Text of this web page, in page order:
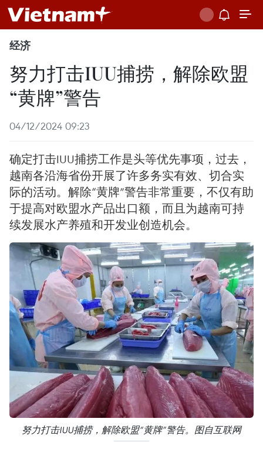
经济
努力打击IUU捕捞，解除欧盟
“黄牌”警告
04/12/2024 09:23
确定打击IUU捕捞工作是头等优先事项，过去，
越南各沿海省份开展了许多务实有效、切合实
际的活动。解除“黄牌”警告非常重要，不仅有助
于提高对欧盟水产品出口额，而且为越南可持
续发展水产养殖和开发业创造机会。
努力打击IUU捕捞，解除欧盟“黄牌”警告。图自互联网